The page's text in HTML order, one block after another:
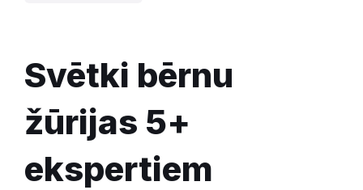
Svētki bērnu
žūrijas 5+
ekspertiem